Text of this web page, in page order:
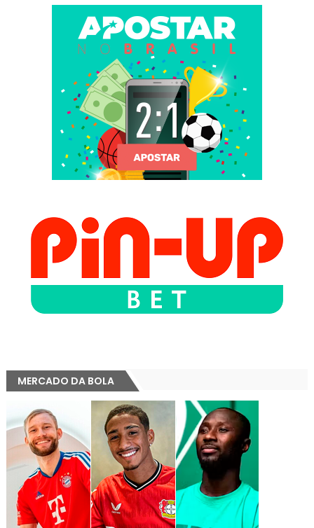
MERCADO DA BOLA